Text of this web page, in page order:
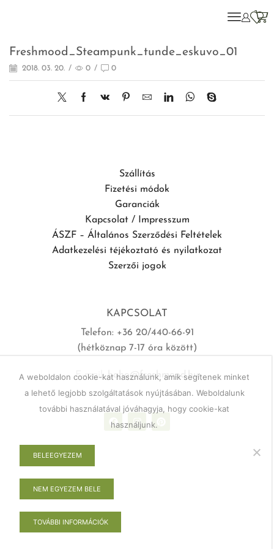
Freshmood_Steampunk_tunde_eskuvo_01
2018. 03. 20. / 0 / 0
Szállítás
Fizetési módok
Garanciák
Kapcsolat / Impresszum
ÁSZF – Általános Szerződési Feltételek
Adatkezelési téjékoztató és nyilatkozat
Szerzői jogok
KAPCSOLAT
Telefon: +36 20/440-66-91
(hétköznap 7-17 óra között)
E-mail:haho@freshmood.hu
A weboldalon cookie-kat használunk, amik segítenek minket
a lehető legjobb szolgáltatások nyújtásában. Weboldalunk
további használatával jóváhagyja, hogy cookie-kat
használjunk.
BELEEGYEZEM
NEM EGYEZEM BELE
TOVÁBBI INFORMÁCIÓK